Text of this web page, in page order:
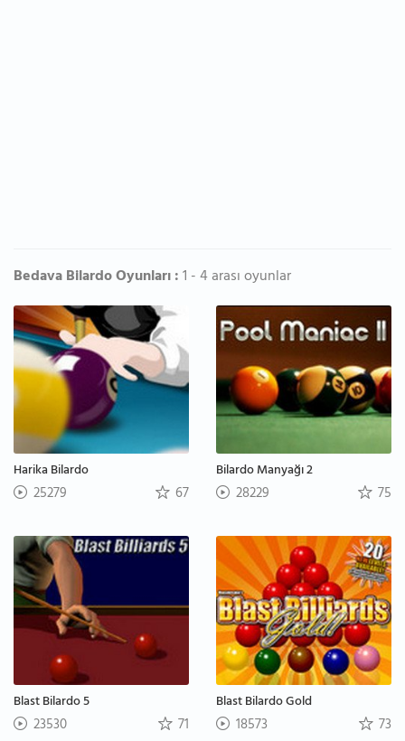
Bedava Bilardo Oyunları :1 - 4 arası oyunlar
Harika Bilardo
25279 67
Bilardo Manyağı 2
28229 75
Blast Bilardo 5
23530 71
Blast Bilardo Gold
18573 73